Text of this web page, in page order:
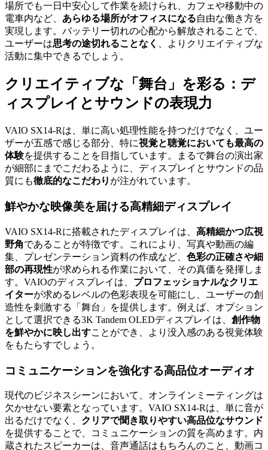
場所でも一日中安心して作業を続けられ、カフェや移動中の
電車内など、 あらゆる場所がオフィスになる自由な働き方を
実現します。バッテリー切れの心配から解放されることで、
ユーザーは思考の途切れることなく
、よりクリエイティブな
活動に集中できるでしょう。
クリエイティブな「舞台」を彩る：デ
ィスプレイとサウンドの表現力
VAIO SX14-Rは、単に高い処理性能を持つだけでなく、ユー
ザーが五感で感じる部分、特に視覚と聴覚においても最高の
体験を提供することを目指しています。まるで舞台の演出家
が細部にまでこだわるように、ディスプレイとサウンドの品
質にも徹底的なこだわり が注がれています。
鮮やかな映像美を届ける高精細ディスプレイ
VAIO SX14-Rに搭載されたディスプレイは、 高精細かつ広視
野角であることが特徴です。これにより、写真や動画の編
集、プレゼンテーション資料の作成など、 色彩の正確さや細
部の再現性が求められる作業において、その真価を発揮しま
す。VAIOのディスプレイは、 プロフェッショナルなクリエ
イターが求めるレベルの色彩表現を可能にし、ユーザーの創
造性を刺激する「舞台」を提供します。例えば、オプション
として選択できる3K Tandem OLEDディスプレイは、 創作物
を鮮やかに映し出すことができ、より没入感のある視覚体験
をもたらすでしょう。
コミュニケーションを強化する高品位オーディオ
現代のビジネスシーンにおいて、オンラインミーティングは
欠かせない要素となっています。VAIO SX14-Rは、単に音が
出るだけでなく、 クリアで聞き取りやすい高品位なサウンド
を提供することで、コミュニケーションの質を高めます。内
蔵されたスピーカーは、音声通話はもちろんのこと、動画コ